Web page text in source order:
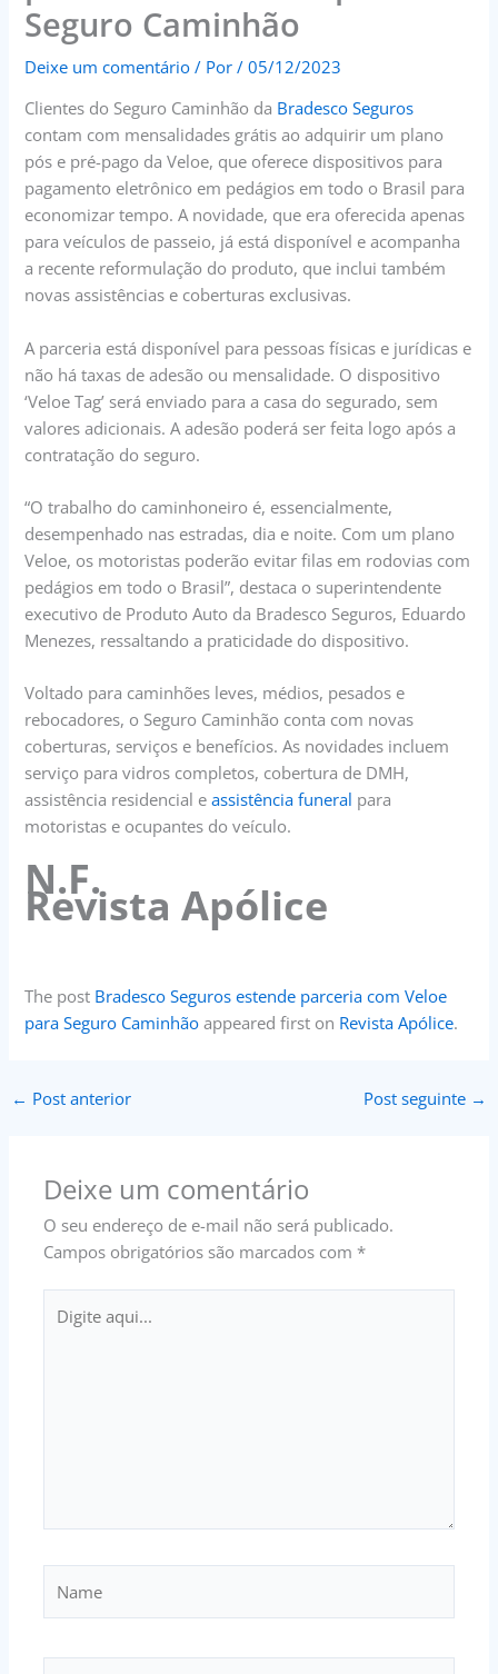
Seguro Caminhão
Deixe um comentário / Por/05/12/2023
Clientes do Seguro Caminhão da Bradesco Seguros
contam com mensalidades grátis ao adquirir um plano
pós e pré-pago da Veloe, que oferece dispositivos para
pagamento eletrônico em pedágios em todo o Brasil para
economizar tempo. A novidade, que era oferecida apenas
para veículos de passeio, já está disponível e acompanha
a recente reformulação do produto, que inclui também
novas assistências e coberturas exclusivas.
A parceria está disponível para pessoas físicas e jurídicas e
não há taxas de adesão ou mensalidade. O dispositivo
‘Veloe Tag’ será enviado para a casa do segurado, sem
valores adicionais. A adesão poderá ser feita logo após a
contratação do seguro.
“O trabalho do caminhoneiro é, essencialmente,
desempenhado nas estradas, dia e noite. Com um plano
Veloe, os motoristas poderão evitar filas em rodovias com
pedágios em todo o Brasil”, destaca o superintendente
executivo de Produto Auto da Bradesco Seguros, Eduardo
Menezes, ressaltando a praticidade do dispositivo.
Voltado para caminhões leves, médios, pesados e
rebocadores, o Seguro Caminhão conta com novas
coberturas, serviços e benefícios. As novidades incluem
serviço para vidros completos, cobertura de DMH,
assistência residencial eassistência funeral para
motoristas e ocupantes do veículo.
N.F.
Revista Apólice
The post Bradesco Seguros estende parceria com Veloe
para Seguro Caminhão appeared first on Revista Apólice.
← Post anterior Post seguinte →
Deixe um comentário
O seu endereço de e-mail não será publicado.
Campos obrigatórios são marcados com *
aqui...